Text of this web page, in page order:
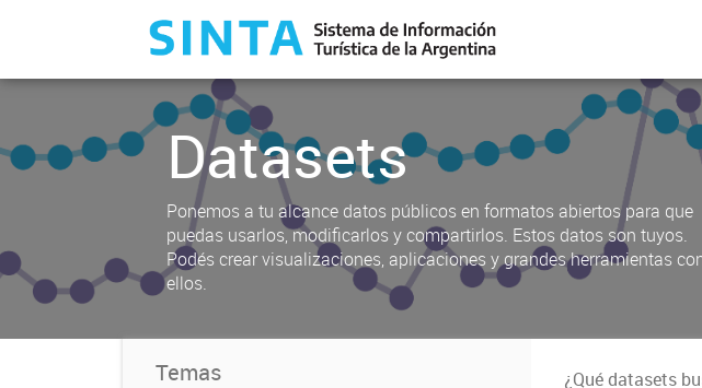
Datasets
Ponemos a tu alcance datos públicos en formatos abiertos para que
puedas usarlos, modificarlos y compartirlos. Estos datos son tuyos.
Podés crear visualizaciones, aplicaciones y grandes herramientas
ellos.
Temas